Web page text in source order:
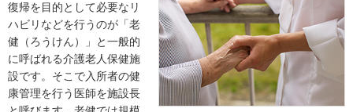
復帰を目的として必要なリ
ハビリなどを行うのが「老
健（ろうけん）」と一般的
に呼ばれる介護老人保健施
設です。そこで入所者の健
康管理を行う医師を施設長